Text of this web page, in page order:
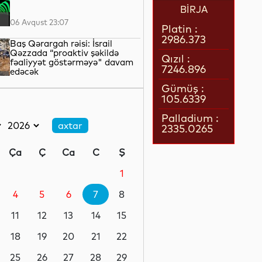
06 Avqust 23:07
Baş Qərargah rəisi: İsrail
Qəzzada “proaktiv şəkildə
fəaliyyət göstərməyə" davam
edəcək
təşkilatı Aİ-ni əhalinin istidən
görməyə çağırıb
06 Avqust 21:39
Rusiyanın Yaroslavl və Tver
yaşayış binalarına zərər vurub
06 Avqust 21:17
Ça Ç Ca C
Ş
1
4 5 6 7
8
11 12 13 14
15
18 19 20 21
22
25 26 27 28
29
BİRJA
Platin :
2986.373
Qızıl :
7246.896
Gümüş :
105.6339
Palladium :
2335.0265